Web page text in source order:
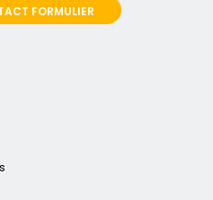
FORMULIER